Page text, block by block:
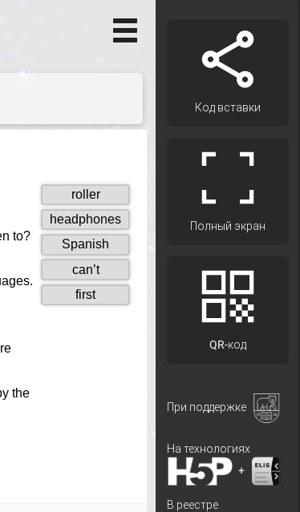
Код вставки
Полный экран
QR-код
При поддержке
На технологиях
+
В реестре